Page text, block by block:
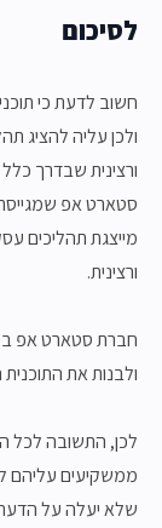
לסיכום
חשוב לדעת כי
ולכן עליה להציג
ורצינית שבדרך
סטארט אפ
מייצגת תהליכים
ורצינית.
חברת סטארט אפ
ולבנות את
לכן, התשובה לכל
ממשקיעים עליהם
שלא יעלה על הדעת